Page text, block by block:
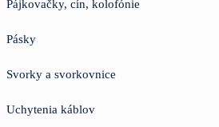
Pájkovačky, cín, kolofónie
Pásky
Svorky a svorkovnice
Uchytenia káblov